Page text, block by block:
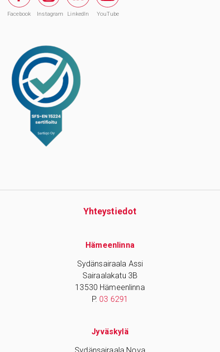
Facebook Instagram LinkedIn YouTube
Yhteys­tiedot
Hämeenlinna
Sydänsairaala Assi
Sairaalakatu 3B
13530 Hämeenlinna
P. 03 6291
Jyväskylä